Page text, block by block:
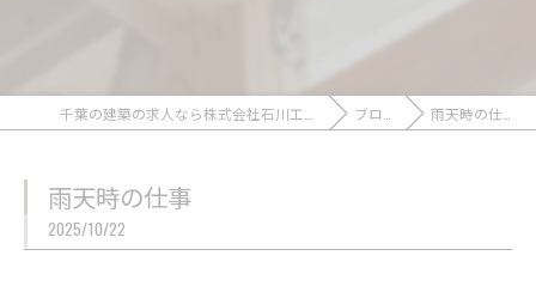
ブログ 雨天時の仕事
雨天時の仕事
2025/10/22